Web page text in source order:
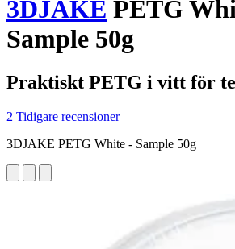
3DJAKE PETG
Sample 50g
Praktiskt PETG i vitt för
2 Tidigare recensioner
3DJAKE PETG White - Sample 50g